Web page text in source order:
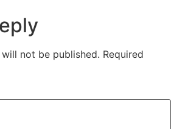
not be published. Required